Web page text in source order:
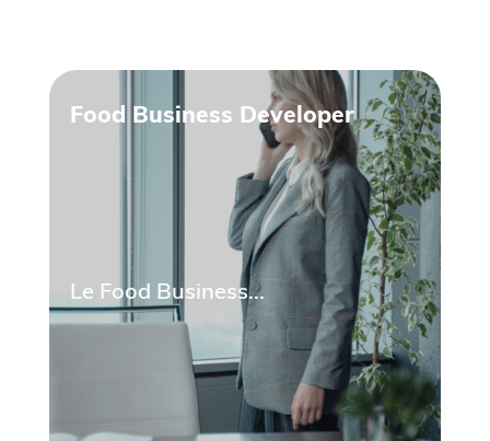
Food Business Developer
Le Food Business...